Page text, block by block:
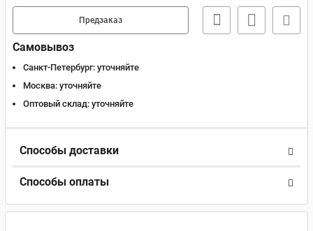
Предзаказ
Самовывоз
Санкт-Петербург: уточняйте
Москва: уточняйте
Оптовый склад: уточняйте
Способы доставки
Способы оплаты